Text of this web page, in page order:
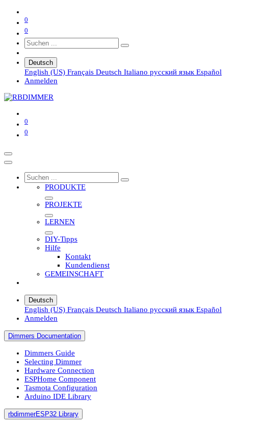
0
0
Deutsch
English (US) Français Deutsch Italiano русский язык Español
Anmelden
0
0
PRODUKTE
PROJEKTE
LERNEN
DIY-Tipps
Hilfe
Kontakt
Kundendienst
GEMEINSCHAFT
Deutsch
English (US) Français Deutsch Italiano русский язык Español
Anmelden
Dimmers Documentation
Dimmers Guide
Selecting Dimmer
Hardware Connection
ESPHome Component
Tasmota Configuration
Arduino IDE Library
rbdimmerESP32 Library